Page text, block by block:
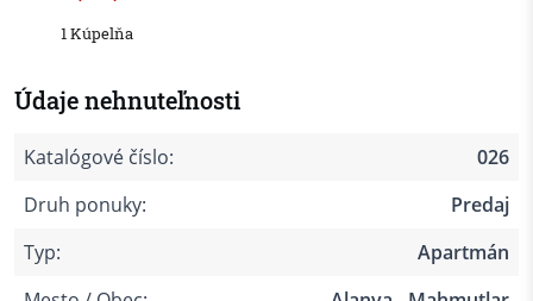
1 Kúpelňa
Údaje nehnuteľnosti
Katalógové číslo:
026
Druh ponuky:
Predaj
Typ:
Apartmán